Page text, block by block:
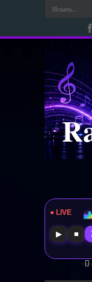
● LIVE
▶ ■
